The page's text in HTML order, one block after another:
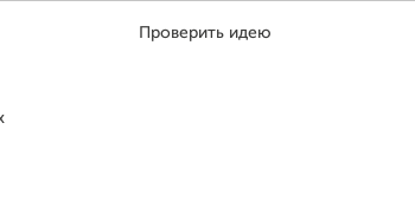
Проверить идею